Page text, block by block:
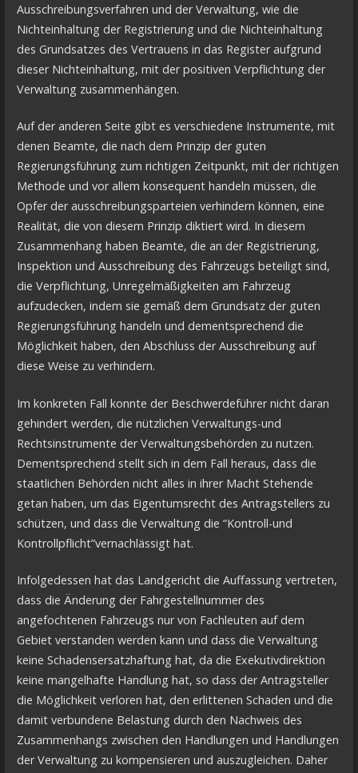
Ausschreibungsverfahren und der Verwaltung, wie die
Nichteinhaltung der Registrierung und die Nichteinhaltung
des Grundsatzes des Vertrauens in das Register aufgrund
dieser Nichteinhaltung, mit der positiven Verpflichtung der
Verwaltung zusammenhängen.
Auf der anderen Seite gibt es verschiedene Instrumente, mit
denen Beamte, die nach dem Prinzip der guten
Regierungsführung zum richtigen Zeitpunkt, mit der richtigen
Methode und vor allem konsequent handeln müssen, die
Opfer der ausschreibungsparteien verhindern können, eine
Realität, die von diesem Prinzip diktiert wird. In diesem
Zusammenhang haben Beamte, die an der Registrierung,
Inspektion und Ausschreibung des Fahrzeugs beteiligt sind,
die Verpflichtung, Unregelmäßigkeiten am Fahrzeug
aufzudecken, indem sie gemäß dem Grundsatz der guten
Regierungsführung handeln und dementsprechend die
Möglichkeit haben, den Abschluss der Ausschreibung auf
diese Weise zu verhindern.
Im konkreten Fall konnte der Beschwerdeführer nicht daran
gehindert werden, die nützlichen Verwaltungs-und
Rechtsinstrumente der Verwaltungsbehörden zu nutzen.
Dementsprechend stellt sich in dem Fall heraus, dass die
staatlichen Behörden nicht alles in ihrer Macht Stehende
getan haben, um das Eigentumsrecht des Antragstellers zu
schützen, und dass die Verwaltung die “Kontroll-und
Kontrollpflicht”vernachlässigt hat.
Infolgedessen hat das Landgericht die Auffassung vertreten,
dass die Änderung der Fahrgestellnummer des
angefochtenen Fahrzeugs nur von Fachleuten auf dem
Gebiet verstanden werden kann und dass die Verwaltung
keine Schadensersatzhaftung hat, da die Exekutivdirektion
keine mangelhafte Handlung hat, so dass der Antragsteller
die Möglichkeit verloren hat, den erlittenen Schaden und die
damit verbundene Belastung durch den Nachweis des
Zusammenhangs zwischen den Handlungen und Handlungen
der Verwaltung zu kompensieren und auszugleichen. Daher